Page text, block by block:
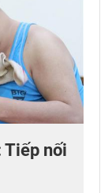
Tiếp nối